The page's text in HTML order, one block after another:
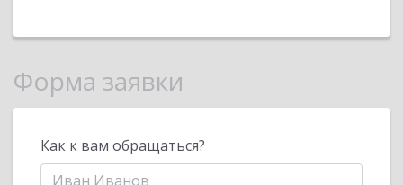
Форма заявки
Как к вам обращаться?